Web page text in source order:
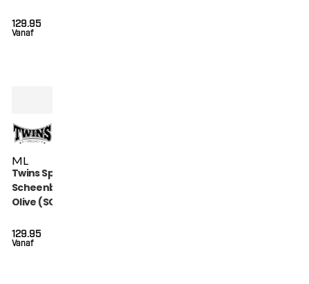
Vanaf
129.95
ML
Twins Special
Scheenbeschermers
Olive (SGL 7 OLIVE)
Vanaf
129.95